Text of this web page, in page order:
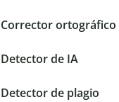
Corrector ortográfico
Detector de IA
Detector de plagio